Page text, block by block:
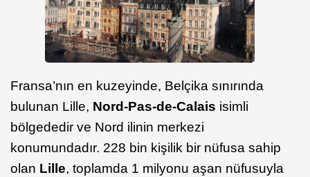
Fransa’nın en kuzeyinde, Belçika sınırında
bulunan Lille, Nord-Pas-de-Calais isimli
bölgededir ve Nord ilinin merkezi
konumundadır. 228 bin kişilik bir nüfusa sahip
olan Lille, toplamda 1 milyonu aşan nüfusuyla